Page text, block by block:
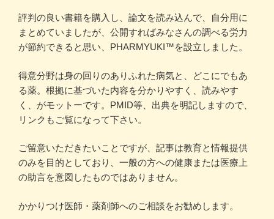
評判の良い書籍を購入し、論文を読み込んで、自分用に
まとめていましたが、公開すればみなさんの調べる労力
が節約できると思い、PHARMYUKI™を設立しました。
得意分野は身の回りのありふれた病気と、どこにでもあ
る薬。根拠に基づいた内容を分かりやすく、読みやす
く、がモットーです。PMID等、出典を明記しますので、
リンクもご覧になって下さい。
ご留意いただきたいことですが、記事は教育と情報提供
のみを目的としており、一般の方への健康または医療上
の助言を意図したものではありません。
かかりつけ医師・薬剤師へのご相談をお勧めします。